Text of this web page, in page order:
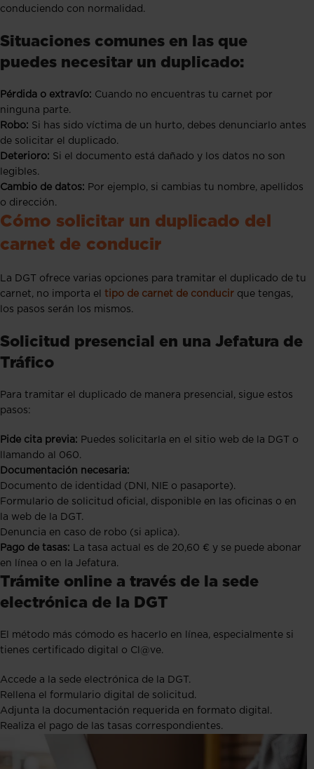
conduciendo con normalidad.
Situaciones comunes en las que
puedes necesitar un duplicado:
Pérdida o extravío: Cuando no encuentras tu carnet por
ninguna parte.
Robo: Si has sido víctima de un hurto, debes denunciarlo antes
de solicitar el duplicado.
Deterioro: Si el documento está dañado y los datos no son
legibles.
Cambio de datos: Por ejemplo, si cambias tu nombre, apellidos
o dirección.
Cómo solicitar un duplicado del
carnet de conducir
La DGT ofrece varias opciones para tramitar el duplicado de tu
carnet, no importa el tipo de carnet de conducir que tengas,
los pasos serán los mismos.
Solicitud presencial en una Jefatura de
Tráfico
Para tramitar el duplicado de manera presencial, sigue estos
pasos:
Pide cita previa: Puedes solicitarla en el sitio web de la DGT o
llamando al 060.
Documentación necesaria:
Documento de identidad (DNI, NIE o pasaporte).
Formulario de solicitud oficial, disponible en las oficinas o en
la web de la DGT.
Denuncia en caso de robo (si aplica).
Pago de tasas: La tasa actual es de 20,60 € y se puede abonar
en línea o en la Jefatura.
Trámite online a través de la sede
electrónica de la DGT
El método más cómodo es hacerlo en línea, especialmente si
tienes certificado digital o Cl@ve.
Accede a la sede electrónica de la DGT.
Rellena el formulario digital de solicitud.
Adjunta la documentación requerida en formato digital.
Realiza el pago de las tasas correspondientes.